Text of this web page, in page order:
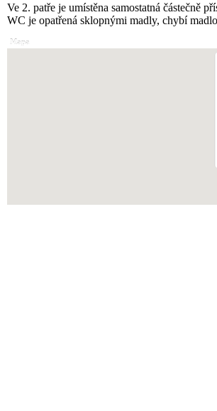
Ve 2. patře je umístěna samostatná částečně
WC je opatřená sklopnými madly, chybí
Mapa